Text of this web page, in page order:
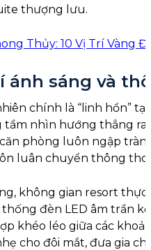
thượng lưu.
Thủy: 10 Vị Trí Vàng
ánh sáng và
chính là “linh hồn”
nhìn hướng thẳng ra
phòng luôn ngập tràn
luân chuyển thông
không gian resort
đèn LED âm trần
khéo léo giữa các
cho đôi mắt, đưa gia